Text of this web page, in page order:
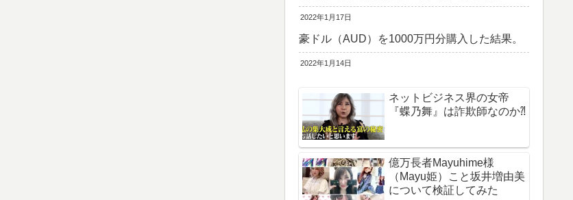
2022年1月17日
豪ドル（AUD）を1000万円分購入した結果。
2022年1月14日
ネットビジネス界の女帝
『蝶乃舞』は詐欺師なのか⁈
億万長者Mayuhime様
（Mayu姫）こと坂井増由美
について検証してみた